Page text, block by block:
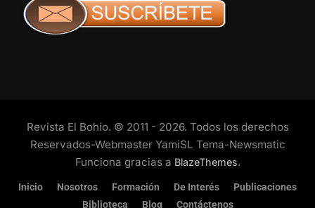
Revista El Bohío. © 2011 - 2026. Todos los derechos
Reservados-Webmaster YamiSL Tema-Newsmatic
Funciona gracias a BlazeThemes.
Inicio Nosotros Formación De Interés
Publicaciones
Biblioteca
Blog Contáctenos